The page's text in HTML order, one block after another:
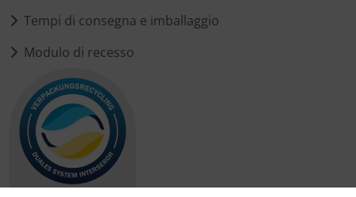
Tempi di consegna e imballaggio
Modulo di recesso